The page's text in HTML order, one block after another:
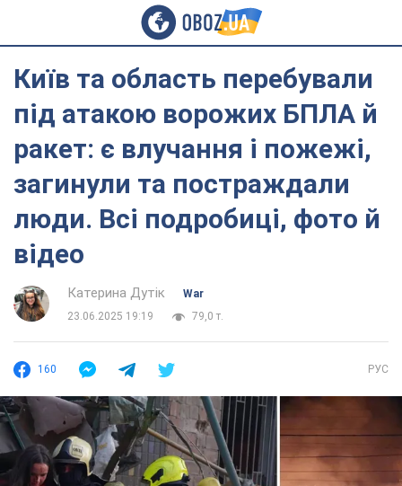
Київ та область перебували
під атакою ворожих БПЛА й
ракет: є влучання і пожежі,
загинули та постраждали
люди. Всі подробиці, фото й
відео
Катерина Дутік
War
23.06.2025 19:19
79,0 т.
160 РУС